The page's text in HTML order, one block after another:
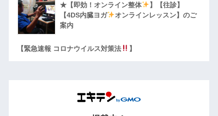
★【即効！オンライン整体
】【往診】
【4DS内臓ヨガ
オンラインレッスン】のご
案内
【緊急速報 コロナウイルス対策法 】